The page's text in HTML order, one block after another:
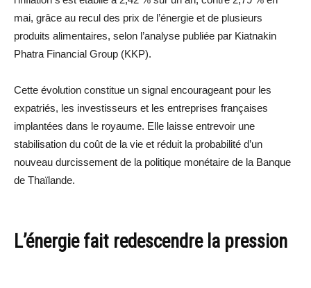
mai, grâce au recul des prix de l’énergie et de plusieurs
produits alimentaires, selon l’analyse publiée par Kiatnakin
Phatra Financial Group (KKP).
Cette évolution constitue un signal encourageant pour les
expatriés, les investisseurs et les entreprises françaises
implantées dans le royaume. Elle laisse entrevoir une
stabilisation du coût de la vie et réduit la probabilité d’un
nouveau durcissement de la politique monétaire de la Banque
de Thaïlande.
L’énergie fait redescendre la pression